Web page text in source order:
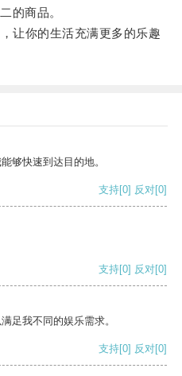
的商品。
你的生活充满更多的乐趣
够快速到达目的地。
支持[0] 反对[0]
支持[0] 反对[0]
足我不同的娱乐需求。
支持[0] 反对[0]